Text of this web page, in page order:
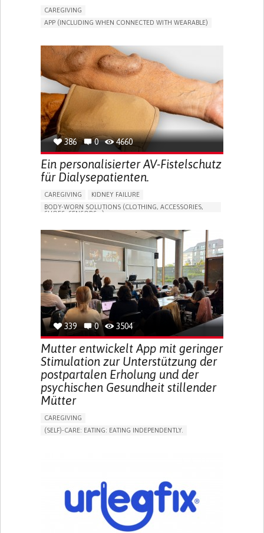
CAREGIVING
APP (INCLUDING WHEN CONNECTED WITH WEARABLE)
GENERAL AND FAMILY MEDICINE
PORTUGAL
386 0 4660
Ein personalisierter AV-Fistelschutz
für Dialysepatienten.
CAREGIVING
KIDNEY FAILURE
BODY-WORN SOLUTIONS (CLOTHING, ACCESSORIES,
SHOES, SENSORS...)
DECREASED URINE OUTPUT
FATIGUE
FLANK PAIN (PAIN IN THE SIDES OF THE BACK)
INCREASED THIRST
KIDNEY FAILURE
SWELLING IN THE LOWER EXTREMITIES (EDEMA)
URINARY URGENCY AT NIGHT (NOCTURIA)
TO IMPROVE TREATMENT/THERAPY
PREVENTING (VACCINATION, PROTECTION, FALLS,
RESEARCH/MAPPING)
NEPHROLOGY
SLOVENIA
339 0 3504
Mutter entwickelt App mit geringer
Stimulation zur Unterstützung der
postpartalen Erholung und der
psychischen Gesundheit stillender
Mütter
CAREGIVING
(SELF)-CARE: EATING: EATING INDEPENDENTLY.
CAREGIVING SUPPORT
GYNECOLOGY AND OBSTETRICS
PARENTHOOD SUPPORT
WOMEN'S HEALTH